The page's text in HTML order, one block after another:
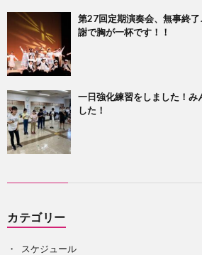
第27回定期演奏会、無事終
謝で胸が一杯です！！
一日強化練習をしました！
した！
カテゴリー
スケジュール